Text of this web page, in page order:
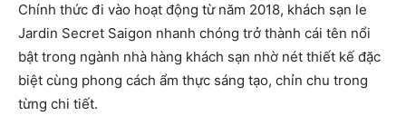
Chính thức đi vào hoạt động từ năm 2018, khách sạn le
Jardin Secret Saigon nhanh chóng trở thành cái tên nổi
bật trong ngành nhà hàng khách sạn nhờ nét thiết kế đặc
biệt cùng phong cách ẩm thực sáng tạo, chỉn chu trong
từng chi tiết.